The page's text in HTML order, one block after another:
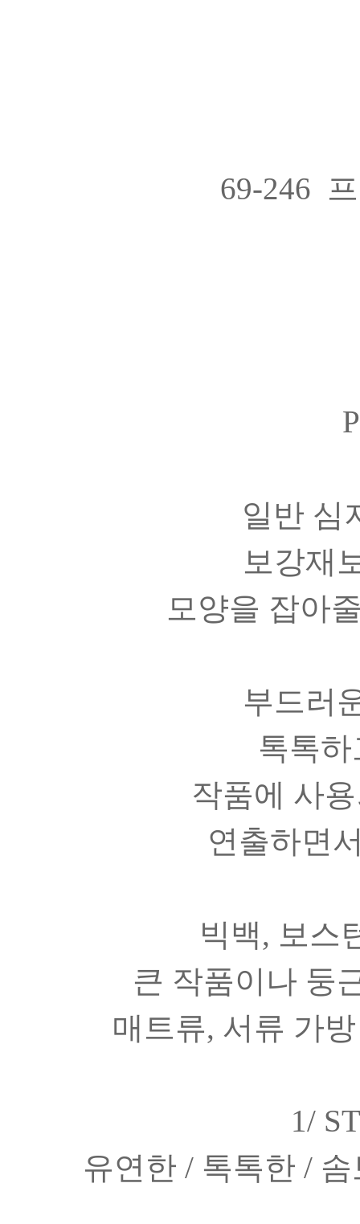
69-246
일반 심
보강재
모양을 잡아
부드러
톡톡
작품에 사
연출하면
빅백, 보스
큰 작품이나 둥
매트류, 서류 가
1/
유연한 / 톡톡한 /